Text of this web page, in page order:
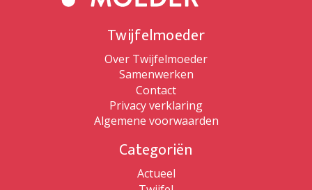
Twijfelmoeder
Over Twijfelmoeder
Samenwerken
Contact
Privacy verklaring
Algemene voorwaarden
Categoriën
Actueel